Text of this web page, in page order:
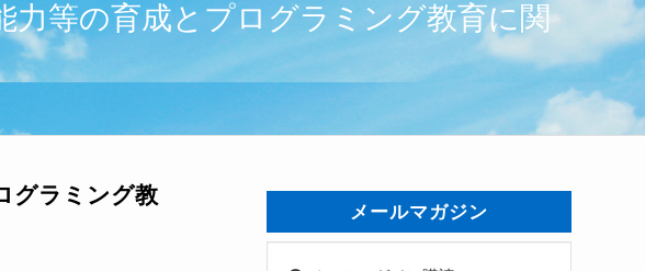
力等の育成とプログラミング教育に関
グラミング教
メールマガジン